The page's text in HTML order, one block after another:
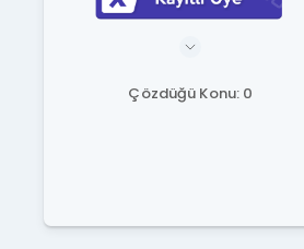
Çözdüğü Konu: 0